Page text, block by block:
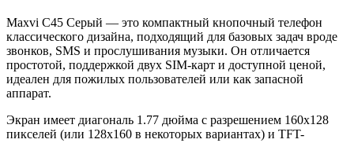
Maxvi C45 Серый — это компактный кнопочный телефон
классического дизайна, подходящий для базовых задач вроде
звонков, SMS и прослушивания музыки. Он отличается
простотой, поддержкой двух SIM-карт и доступной ценой,
идеален для пожилых пользователей или как запасной
аппарат.
Экран имеет диагональ 1.77 дюйма с разрешением 160x128
пикселей (или 128x160 в некоторых вариантах) и TFT-